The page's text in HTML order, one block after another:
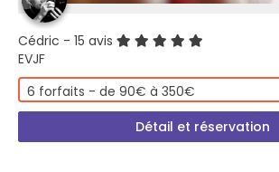
Cédric - 15 avis
EVJF
6 forfaits - de 90€ à 350€
Détail et réservation